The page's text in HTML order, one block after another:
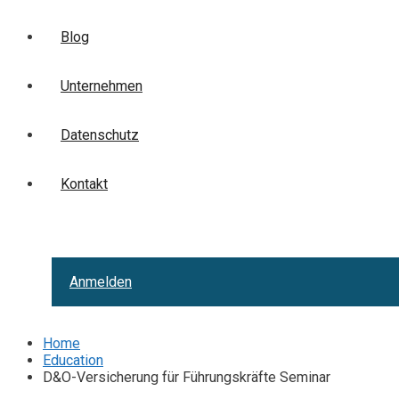
Blog
Unternehmen
Datenschutz
Kontakt
Anmelden
Home
Education
D&O-Versicherung für Führungskräfte Seminar